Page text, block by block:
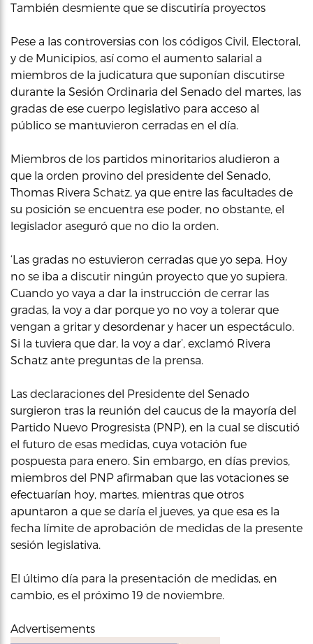
También desmiente que se discutiría proyectos
Pese a las controversias con los códigos Civil, Electoral,
y de Municipios, así como el aumento salarial a
miembros de la judicatura que suponían discutirse
durante la Sesión Ordinaria del Senado del martes, las
gradas de ese cuerpo legislativo para acceso al
público se mantuvieron cerradas en el día.
Miembros de los partidos minoritarios aludieron a
que la orden provino del presidente del Senado,
Thomas Rivera Schatz, ya que entre las facultades de
su posición se encuentra ese poder, no obstante, el
legislador aseguró que no dio la orden.
‘Las gradas no estuvieron cerradas que yo sepa. Hoy
no se iba a discutir ningún proyecto que yo supiera.
Cuando yo vaya a dar la instrucción de cerrar las
gradas, la voy a dar porque yo no voy a tolerar que
vengan a gritar y desordenar y hacer un espectáculo.
Si la tuviera que dar, la voy a dar’, exclamó Rivera
Schatz ante preguntas de la prensa.
Las declaraciones del Presidente del Senado
surgieron tras la reunión del caucus de la mayoría del
Partido Nuevo Progresista (PNP), en la cual se discutió
el futuro de esas medidas, cuya votación fue
pospuesta para enero. Sin embargo, en días previos,
miembros del PNP afirmaban que las votaciones se
efectuarían hoy, martes, mientras que otros
apuntaron a que se daría el jueves, ya que esa es la
fecha límite de aprobación de medidas de la presente
sesión legislativa.
El último día para la presentación de medidas, en
cambio, es el próximo 19 de noviembre.
Advertisements